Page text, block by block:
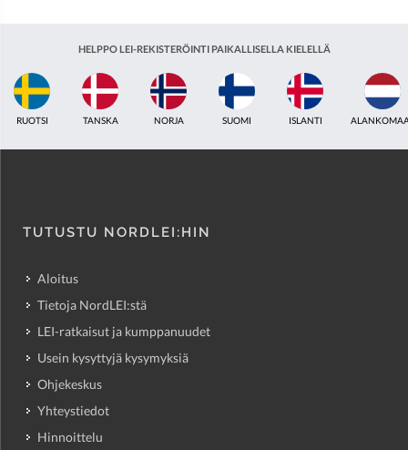
HELPPO LEI-REKISTERÖINTI PAIKALLISELLA KIELELLÄ
ISLANTI ALANKOMAAT YHDISTYNYT KUNINGASKUNTA INTIA VIRO
TUTUSTU NORDLEI:HIN
Aloitus
Tietoja NordLEI:stä
LEI-ratkaisut ja kumppanuudet
Usein kysyttyjä kysymyksiä
Ohjekeskus
Yhteystiedot
Hinnoittelu